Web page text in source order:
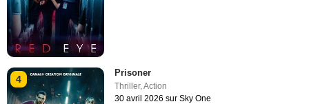
4
Prisoner
Thriller,Action
30 avril 2026 sur Sky One